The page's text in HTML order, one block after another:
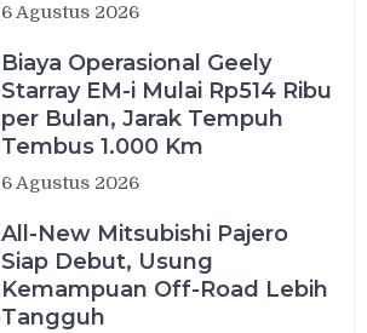
6 Agustus 2026
Biaya Operasional Geely
Starray EM-i Mulai Rp514 Ribu
per Bulan, Jarak Tempuh
Tembus 1.000 Km
6 Agustus 2026
All-New Mitsubishi Pajero
Siap Debut, Usung
Kemampuan Off-Road Lebih
Tangguh